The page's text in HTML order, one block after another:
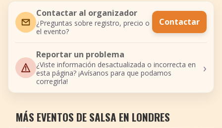
Contactar al organizador
¿Preguntas sobre registro, precio o
el evento?
Contactar
Reportar un problema
¿Viste información desactualizada o incorrecta en
esta página? ¡Avísanos para que podamos
corregirla!
›
MÁS EVENTOS DE SALSA EN LONDRES